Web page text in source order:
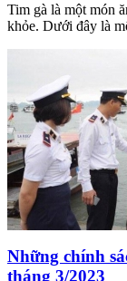
Tim gà là một món
khỏe. Dưới đây là
Những chính
tháng 3/2023